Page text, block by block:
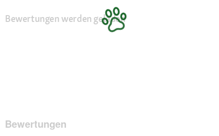
Bewertungen werden geladen
Bewertungen